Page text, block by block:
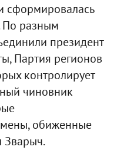
сформировалась
По разным
президент
Партия регионов
контролирует
чиновник
обиженные
Зварыч.